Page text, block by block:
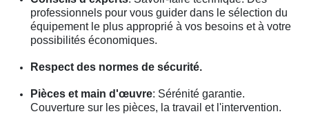
professionnels pour vous guider dans le sélection du
équipement le plus approprié à vos besoins et à votre
possibilités économiques.
Respect des normes de sécurité.
Pièces et main d'œuvre: Sérénité garantie.
Couverture sur les pièces, la travail et l'intervention.